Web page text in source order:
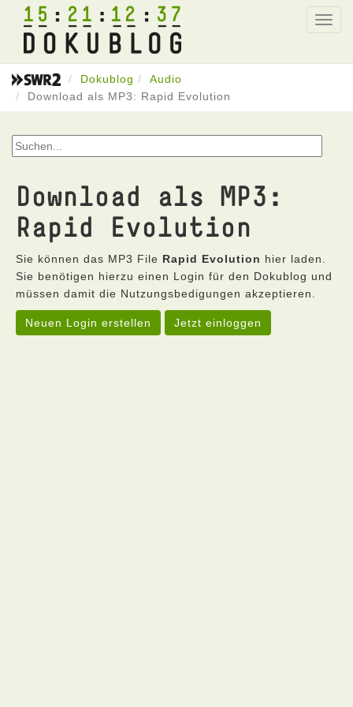
15 21 12 37
Dokublog
Audio
Download als MP3: Rapid Evolution
Download als MP3:
Rapid Evolution
Sie können das MP3 File Rapid Evolution hier laden.
Sie benötigen hierzu einen Login für den Dokublog und
müssen damit die Nutzungsbedigungen akzeptieren.
Neuen Login erstellen Jetzt einloggen